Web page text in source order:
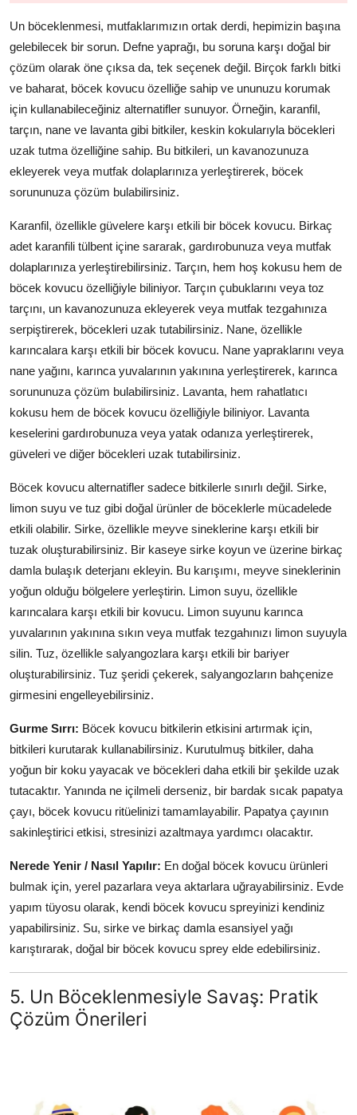
Un böceklenmesi, mutfaklarımızın ortak derdi, hepimizin başına
gelebilecek bir sorun. Defne yaprağı, bu soruna karşı doğal bir
çözüm olarak öne çıksa da, tek seçenek değil. Birçok farklı bitki
ve baharat, böcek kovucu özelliğe sahip ve ununuzu korumak
için kullanabileceğiniz alternatifler sunuyor. Örneğin, karanfil,
tarçın, nane ve lavanta gibi bitkiler, keskin kokularıyla böcekleri
uzak tutma özelliğine sahip. Bu bitkileri, un kavanozunuza
ekleyerek veya mutfak dolaplarınıza yerleştirerek, böcek
sorununuza çözüm bulabilirsiniz.
Karanfil, özellikle güvelere karşı etkili bir böcek kovucu. Birkaç
adet karanfili tülbent içine sararak, gardırobunuza veya mutfak
dolaplarınıza yerleştirebilirsiniz. Tarçın, hem hoş kokusu hem de
böcek kovucu özelliğiyle biliniyor. Tarçın çubuklarını veya toz
tarçını, un kavanozunuza ekleyerek veya mutfak tezgahınıza
serpiştirerek, böcekleri uzak tutabilirsiniz. Nane, özellikle
karıncalara karşı etkili bir böcek kovucu. Nane yapraklarını veya
nane yağını, karınca yuvalarının yakınına yerleştirerek, karınca
sorununuza çözüm bulabilirsiniz. Lavanta, hem rahatlatıcı
kokusu hem de böcek kovucu özelliğiyle biliniyor. Lavanta
keselerini gardırobunuza veya yatak odanıza yerleştirerek,
güveleri ve diğer böcekleri uzak tutabilirsiniz.
Böcek kovucu alternatifler sadece bitkilerle sınırlı değil. Sirke,
limon suyu ve tuz gibi doğal ürünler de böceklerle mücadelede
etkili olabilir. Sirke, özellikle meyve sineklerine karşı etkili bir
tuzak oluşturabilirsiniz. Bir kaseye sirke koyun ve üzerine birkaç
damla bulaşık deterjanı ekleyin. Bu karışımı, meyve sineklerinin
yoğun olduğu bölgelere yerleştirin. Limon suyu, özellikle
karıncalara karşı etkili bir kovucu. Limon suyunu karınca
yuvalarının yakınına sıkın veya mutfak tezgahınızı limon suyuyla
silin. Tuz, özellikle salyangozlara karşı etkili bir bariyer
oluşturabilirsiniz. Tuz şeridi çekerek, salyangozların bahçenize
girmesini engelleyebilirsiniz.
Gurme Sırrı: Böcek kovucu bitkilerin etkisini artırmak için,
bitkileri kurutarak kullanabilirsiniz. Kurutulmuş bitkiler, daha
yoğun bir koku yayacak ve böcekleri daha etkili bir şekilde uzak
tutacaktır. Yanında ne içilmeli derseniz, bir bardak sıcak papatya
çayı, böcek kovucu ritüelinizi tamamlayabilir. Papatya çayının
sakinleştirici etkisi, stresinizi azaltmaya yardımcı olacaktır.
Nerede Yenir / Nasıl Yapılır: En doğal böcek kovucu ürünleri
bulmak için, yerel pazarlara veya aktarlara uğrayabilirsiniz. Evde
yapım tüyosu olarak, kendi böcek kovucu spreyinizi kendiniz
yapabilirsiniz. Su, sirke ve birkaç damla esansiyel yağı
karıştırarak, doğal bir böcek kovucu sprey elde edebilirsiniz.
5. Un Böceklenmesiyle Savaş: Pratik
Çözüm Önerileri